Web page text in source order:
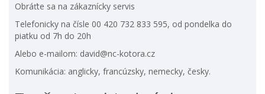
Obráťte sa na zákaznícky servis
Telefonicky na čísle 00 420 732 833 595, od pondelka do
piatku od 7h do 20h
Alebo e-mailom: david@nc-kotora.cz
Komunikácia: anglicky, francúzsky, nemecky, česky.